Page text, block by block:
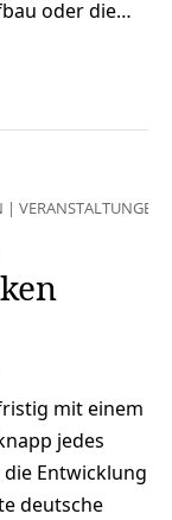
oder die…
| VERANSTALTUNGEN
mit einem
jedes
Entwicklung
deutsche